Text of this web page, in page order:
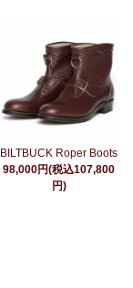
BILTBUCK Roper Boots
98,000円(税込107,800
円)